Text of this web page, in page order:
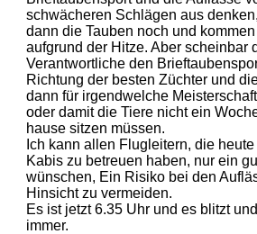
schwächeren Schlägen aus
dann die Tauben noch und
aufgrund der Hitze. Aber scheinbar
Verantwortliche den
Richtung der besten Züchter und
dann für irgendwelche
oder damit die Tiere nicht ein
hause sitzen müssen.
Ich kann allen Flugleitern, die
Kabis zu betreuen haben, nur ein
wünschen, Ein Risiko bei den
Hinsicht zu vermeiden.
Es ist jetzt 6.35 Uhr und es blitzt
immer.